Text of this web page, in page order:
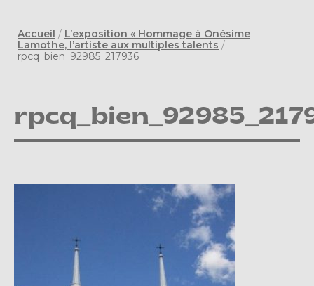
Accueil / L’exposition « Hommage à Onésime
Lamothe, l’artiste aux multiples talents /
rpcq_bien_92985_217936